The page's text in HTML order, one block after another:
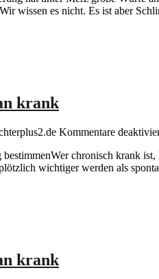
wissen es nicht. Es ist aber
krank
Kommentare
chronisch krank
wichtiger werden als
krank